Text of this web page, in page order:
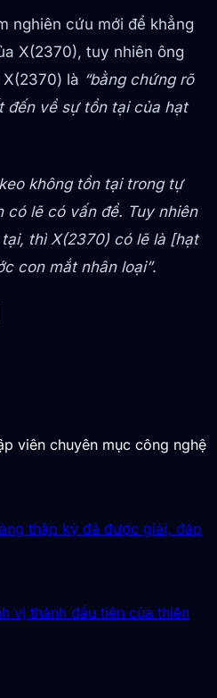
nghiên cứu mới để khẳng
X(2370), tuy nhiên ông
là “bằng chứng rõ
đến về sự tồn tại của hạt
không tồn tại trong tự
có lẽ có vấn đề. Tuy nhiên
thì X(2370) có lẽ là [hạt
con mắt nhân loại”.
viên chuyên mục công nghệ
thập kỷ đã được giải, đáp
vị thánh đầu tiên của thiên